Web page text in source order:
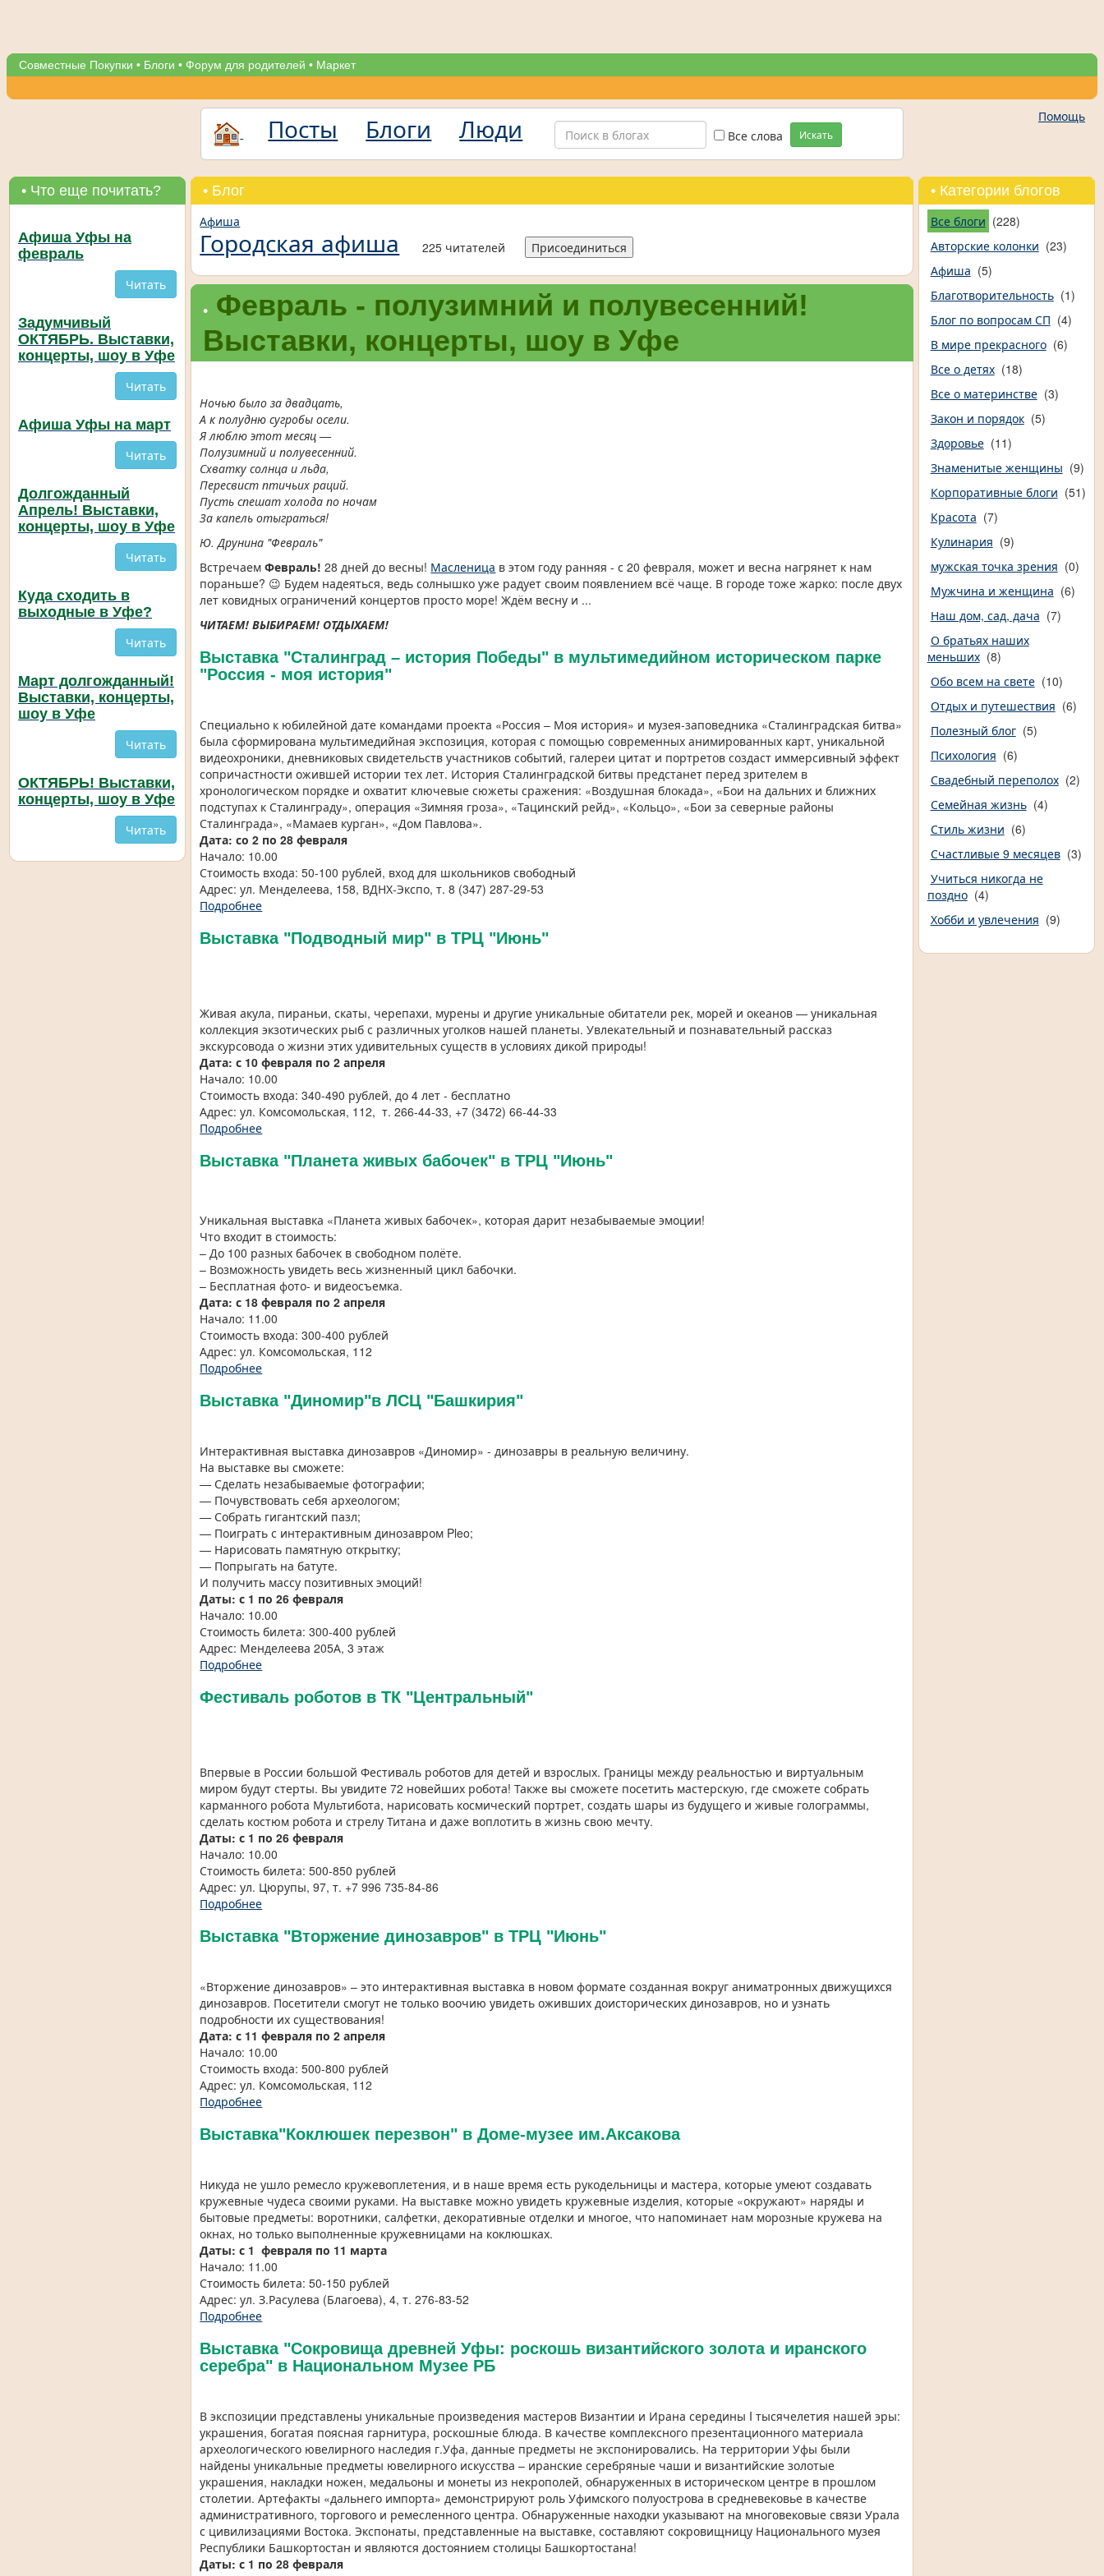
Совместные Покупки • Блоги • Форум для родителей • Маркет
Посты Блоги Люди Все слова Искать
Помощь
• Блог
Афиша
Городская афиша 225 читателей Присоединиться
• Февраль - полузимний и полувесенний!
Выставки, концерты, шоу в Уфе
Ночью было за двадцать,
А к полудню сугробы осели.
Я люблю этот месяц —
Полузимний и полувесенний.
Схватку солнца и льда,
Пересвист птичьих раций.
Пусть спешат холода по ночам
За капель отыграться!
Ю. Друнина "Февраль"
ВстречаемФевраль!28 дней до весны! Масленица в этом году ранняя - с 20 февраля, может и весна нагрянет к нам
пораньше? 😉 Будем надеяться, ведь солнышко уже радует своим появлением всё чаще. В городе тоже жарко: после двух
лет ковидных ограничений концертов просто море! Ждём весну и ...
ЧИТАЕМ! ВЫБИРАЕМ! ОТДЫХАЕМ!
Выставка "Сталинград – история Победы" в мультимедийном историческом парке
"Россия - моя история"
Специально к юбилейной дате командами проекта «Россия – Моя история» и музея-заповедника «Сталинградская битва»
была сформирована мультимедийная экспозиция, которая с помощью современных анимированных карт, уникальной
видеохроники, дневниковых свидетельств участников событий, галереи цитат и портретов создаст иммерсивный эффект
сопричастности ожившей истории тех лет. История Сталинградской битвы предстанет перед зрителем в
хронологическом порядке и охватит ключевые сюжеты сражения: «Воздушная блокада», «Бои на дальних и ближних
подступах к Сталинграду», операция «Зимняя гроза», «Тацинский рейд», «Кольцо», «Бои за северные районы
Сталинграда», «Мамаев курган», «Дом Павлова».
Дата: со 2 по 28 февраля
Начало: 10.00
Стоимость входа: 50-100 рублей, вход для школьников свободный
Адрес: ул. Менделеева, 158, ВДНХ-Экспо, т. 8 (347) 287-29-53
Подробнее
Выставка "Подводный мир" в ТРЦ "Июнь"
Живая акула, пираньи, скаты, черепахи, мурены и другие уникальные обитатели рек, морей и океанов — уникальная
коллекция экзотических рыб с различных уголков нашей планеты. Увлекательный и познавательный рассказ
экскурсовода о жизни этих удивительных существ в условиях дикой природы!
Дата: с 10 февраля по 2 апреля
Начало: 10.00
Стоимость входа: 340-490 рублей, до 4 лет - бесплатно
Адрес: ул. Комсомольская, 112, т. 266-44-33, +7 (3472) 66-44-33
Подробнее
Выставка "Планета живых бабочек" в ТРЦ "Июнь"
Уникальная выставка «Планета живых бабочек», которая дарит незабываемые эмоции!
Что входит в стоимость:
– До 100 разных бабочек в свободном полёте.
– Возможность увидеть весь жизненный цикл бабочки.
– Бесплатная фото- и видеосъемка.
Дата: с 18 февраля по 2 апреля
Начало: 11.00
Стоимость входа: 300-400 рублей
Адрес: ул. Комсомольская, 112
Подробнее
Выставка "Диномир"в ЛСЦ "Башкирия"
Интерактивная выставка динозавров «Диномир» - динозавры в реальную величину.
На выставке вы сможете:
— Сделать незабываемые фотографии;
— Почувствовать себя археологом;
— Собрать гигантский пазл;
— Поиграть с интерактивным динозавром Pleo;
— Нарисовать памятную открытку;
— Попрыгать на батуте.
И получить массу позитивных эмоций!
Даты: с 1 по 26 февраля
Начало: 10.00
Стоимость билета: 300-400 рублей
Адрес: Менделеева 205А, 3 этаж
Подробнее
Фестиваль роботов в ТК "Центральный"
Впервые в России большой Фестиваль роботов для детей и взрослых. Границы между реальностью и виртуальным
миром будут стерты. Вы увидите 72 новейших робота! Также вы сможете посетить мастерскую, где сможете собрать
карманного робота Мультибота, нарисовать космический портрет, создать шары из будущего и живые голограммы,
сделать костюм робота и стрелу Титана и даже воплотить в жизнь свою мечту.
Даты: с 1 по 26 февраля
Начало: 10.00
Стоимость билета: 500-850 рублей
Адрес: ул. Цюрупы, 97, т. +7 996 735-84-86
Подробнее
Выставка "Вторжение динозавров" в ТРЦ "Июнь"
«Вторжение динозавров» – это интерактивная выставка в новом формате созданная вокруг аниматронных движущихся
динозавров. Посетители смогут не только воочию увидеть оживших доисторических динозавров, но и узнать
подробности их существования!
Дата: с 11 февраля по 2 апреля
Начало: 10.00
Стоимость входа: 500-800 рублей
Адрес: ул. Комсомольская, 112
Подробнее
Выставка"Коклюшек перезвон" в Доме-музее им.Аксакова
Никуда не ушло ремесло кружевоплетения, и в наше время есть рукодельницы и мастера, которые умеют создавать
кружевные чудеса своими руками. На выставке можно увидеть кружевные изделия, которые «окружают» наряды и
бытовые предметы: воротники, салфетки, декоративные отделки и многое, что напоминает нам морозные кружева на
окнах, но только выполненные кружевницами на коклюшках.
Даты: с 1 февраля по 11 марта
Начало: 11.00
Стоимость билета: 50-150 рублей
Адрес: ул. З.Расулева (Благоева), 4, т. 276-83-52
Подробнее
Выставка "Сокровища древней Уфы: роскошь византийского золота и иранского
серебра" в Национальном Музее РБ
В экспозиции представлены уникальные произведения мастеров Византии и Ирана середины I тысячелетия нашей эры:
украшения, богатая поясная гарнитура, роскошные блюда. В качестве комплексного презентационного материала
археологического ювелирного наследия г.Уфа, данные предметы не экспонировались. На территории Уфы были
найдены уникальные предметы ювелирного искусства – иранские серебряные чаши и византийские золотые
украшения, накладки ножен, медальоны и монеты из некрополей, обнаруженных в историческом центре в прошлом
столетии. Артефакты «дальнего импорта» демонстрируют роль Уфимского полуострова в средневековье в качестве
административного, торгового и ремесленного центра. Обнаруженные находки указывают на многовековые связи Урала
с цивилизациями Востока. Экспонаты, представленные на выставке, составляют сокровищницу Национального музея
Республики Башкортостан и являются достоянием столицы Башкортостана!
Даты: с 1 по 28 февраля
• Что еще почитать?
Афиша Уфы на
февраль
Читать
Задумчивый
ОКТЯБРЬ. Выставки,
концерты, шоу в Уфе
Читать
Афиша Уфы на март
Читать
Долгожданный
Апрель! Выставки,
концерты, шоу в Уфе
Читать
Куда сходить в
выходные в Уфе?
Читать
Март долгожданный!
Выставки, концерты,
шоу в Уфе
Читать
ОКТЯБРЬ! Выставки,
концерты, шоу в Уфе
Читать
• Категории блогов
Все блоги (228)
Авторские колонки (23)
Афиша (5)
Благотворительность (1)
Блог по вопросам СП (4)
В мире прекрасного (6)
Все о детях (18)
Все о материнстве (3)
Закон и порядок (5)
Здоровье (11)
Знаменитые женщины (9)
Корпоративные блоги (51)
Красота (7)
Кулинария (9)
мужская точка зрения (0)
Мужчина и женщина (6)
Наш дом, сад, дача (7)
О братьях наших
меньших (8)
Обо всем на свете (10)
Отдых и путешествия (6)
Полезный блог (5)
Психология (6)
Свадебный переполох (2)
Семейная жизнь (4)
Стиль жизни (6)
Счастливые 9 месяцев (3)
Учиться никогда не
поздно (4)
Хобби и увлечения (9)